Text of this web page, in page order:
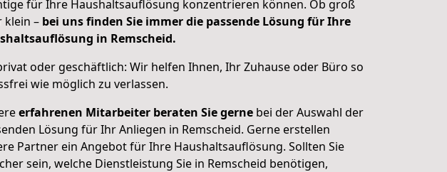
für Ihre Haushaltsauflösung konzentrieren können. Ob groß
klein – bei uns finden Sie immer die passende Lösung für Ihre
in Remscheid.
oder geschäftlich: Wir helfen Ihnen, Ihr Zuhause oder Büro so
wie möglich zu verlassen.
erfahrenen Mitarbeiter beraten Sie gerne bei der Auswahl der
Lösung für Ihr Anliegen in Remscheid. Gerne erstellen
Partner ein Angebot für Ihre Haushaltsauflösung. Sollten Sie
sein, welche Dienstleistung Sie in Remscheid benötigen,